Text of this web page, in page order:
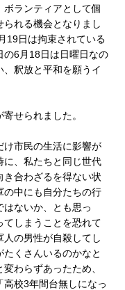
ランティアとして個
られる機会となりまし
19日は拘束されている
の6月18日は日曜日なの
釈放と平和を願うイ
せられました。
け市民の生活に影響が
に、私たちと同じ世代
合わざるを得ない状
の中にも自分たちの行
ないか、とも思っ
てしまうことを恐れて
の男性が自殺してし
くさんいるのかなと
わらずあったため、
校3年間台無しになっ